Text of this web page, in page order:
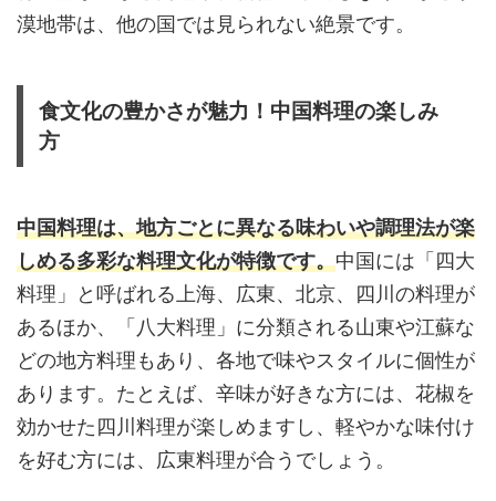
漠地帯は、他の国では見られない絶景です。
食文化の豊かさが魅力！中国料理の楽しみ
方
中国料理は、地方ごとに異なる味わいや調理法が楽
しめる多彩な料理文化が特徴です。中国には「四大
料理」と呼ばれる上海、広東、北京、四川の料理が
あるほか、「八大料理」に分類される山東や江蘇な
どの地方料理もあり、各地で味やスタイルに個性が
あります。たとえば、辛味が好きな方には、花椒を
効かせた四川料理が楽しめますし、軽やかな味付け
を好む方には、広東料理が合うでしょう。